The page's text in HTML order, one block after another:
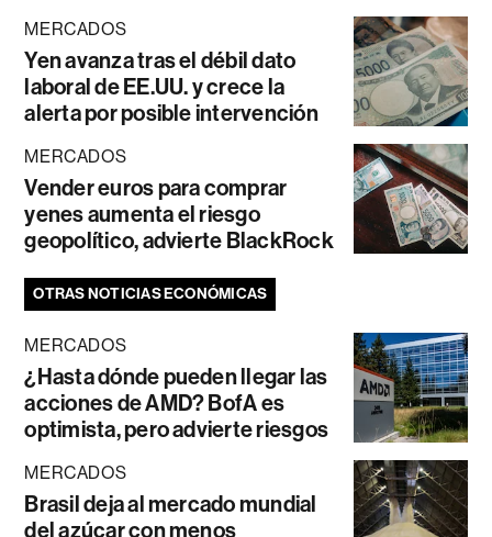
MERCADOS
Yen avanza tras el débil dato
laboral de EE.UU. y crece la
alerta por posible intervención
MERCADOS
Vender euros para comprar
yenes aumenta el riesgo
geopolítico, advierte BlackRock
OTRAS NOTICIAS ECONÓMICAS
MERCADOS
¿Hasta dónde pueden llegar las
acciones de AMD? BofA es
optimista, pero advierte riesgos
MERCADOS
Brasil deja al mercado mundial
del azúcar con menos